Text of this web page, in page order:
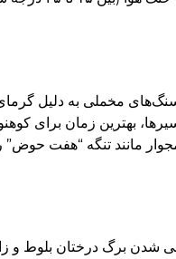
مخملی به دلیل
مانند تنگه “هفت